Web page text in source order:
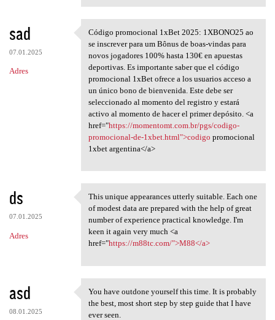
sad
07.01.2025
Adres
Código promocional 1xBet 2025
Código promocional 1xBet 2025: 1XBONO25 ao
se inscrever para um Bônus de boas-vindas para
novos jogadores 100% hasta 130€ en apuestas
deportivas. Es importante saber que el código
promocional 1xBet ofrece a los usuarios acceso a
un único bono de bienvenida. Este debe ser
seleccionado al momento del registro y estará
activo al momento de hacer el primer depósito. <a
href="https://momentomt.com.br/pgs/codigo-
promocional-de-1xbet.html">codigo promocional
1xbet argentina</a>
ds
07.01.2025
Adres
This unique appearances
This unique appearances utterly suitable. Each one
of modest data are prepared with the help of great
number of experience practical knowledge. I'm
keen it again very much <a
href="https://m88tc.com/">M88</a>
asd
08.01.2025
You have outdone yourself
You have outdone yourself this time. It is probably
the best, most short step by step guide that I have
ever seen.